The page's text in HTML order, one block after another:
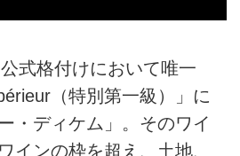
式格付けにおいて唯一
（特別第一級）」に
・ディケム」。そのワイ
インの枠を超え、土地、